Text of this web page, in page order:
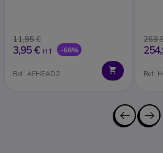
11,95 €
3,95 € HT -66%
Ref: AFHEAD2 Ref: